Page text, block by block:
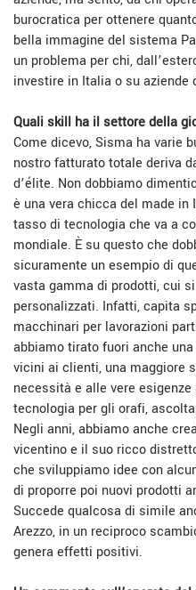
burocratica per ottenere
bella immagine del sistema
un problema per chi,
investire in Italia o su aziende
Quali skill ha il settore della
Come dicevo, Sisma ha varie
nostro fatturato totale deriva
d’élite. Non dobbiamo
è una vera chicca del made
tasso di tecnologia che va a
mondiale. È su questo che
sicuramente un esempio di
vasta gamma di prodotti, cui
personalizzati. Infatti, capita
macchinari per lavorazioni
abbiamo tirato fuori anche
vicini ai clienti, una maggiore
necessità e alle vere
tecnologia per gli orafi,
Negli anni, abbiamo anche
vicentino e il suo ricco
che sviluppiamo idee con
di proporre poi nuovi prodotti
Succede qualcosa di simile
Arezzo, in un reciproco
genera effetti positivi.